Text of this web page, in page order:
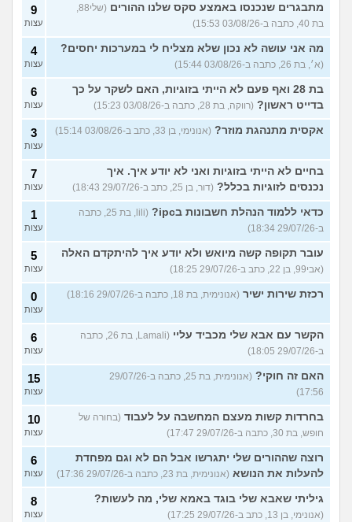
מתבגרים שנכנסו באמצע סקס שלנו ההורים
בת 40, כתבה ב-03/08/26 15:53)
9
עצות
מה אני עושה לא נכון שלא מצליח לי במערכות יחסים?
(א׳, בת 26, כתבה ב-03/08/26 15:44)
4
עצות
בת 28 ואף פעם לא הייתי בזוגיות, האם לשקר על כך
בדייט ראשון? (רווקה, בת 28, כתבה ב-03/08/26 15:23)
6
עצות
אקסית מתנהגת מוזר? (אנונימי, בן 33, כתב ב-03/08/26 15:14) 3
עצות
בחיים לא הייתי בזוגיות ואני לא יודע איך. איך
נכנסים לזוגיות בכלל? (דור, בן 25, כתב ב-29/07/26 18:43)
7
עצות
כדאי ללמוד הנהלת חשבונות בipc?
(lili, בת 25, כתבה
ב-29/07/26 18:34)
1
עצות
עובר תקופה קשה מיואש ולא יודע איך להיתקדם האלה
(אבי99, בן 22, כתב ב-29/07/26 18:25)
5
עצות
רכזת שירות ישיר (אנונימית, בת 18, כתבה ב-29/07/26 18:16) 0
עצות
הקשר עם אבא שלי מכביד עליי
(Lamali, בת 26, כתבה
ב-29/07/26 18:05)
6
עצות
האם זה חוקי?
(אנונימית, בת 25, כתבה ב-29/07/26
17:56)
15
עצות
בחרדות קשות מעצם המחשבה על לעבוד (בחורה של
חופש, בת 30, כתבה ב-29/07/26 17:47)
10
עצות
רוצה שההורים שלי יתגרשו אבל הם לא וגם מפחדת
להעלות את הנושא (אנונימית, בת 23, כתבה ב-29/07/26 17:36)
6
עצות
גיליתי שאבא שלי בוגד באמא שלי, מה לעשות?
(אנונימי, בן 13, כתב ב-29/07/26 17:25)
8
עצות